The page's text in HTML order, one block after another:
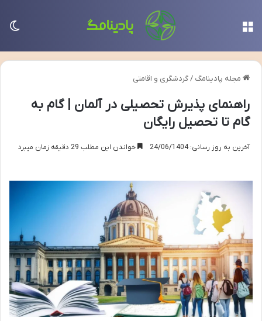
مجله پادینامگ /گردشگری و اقامتی
راهنمای پذیرش تحصیلی در آلمان | گام به
گام تا تحصیل رایگان
آخرین به روز رسانی: 24/06/1404 خواندن این مطلب 29 دقیقه زمان میبرد